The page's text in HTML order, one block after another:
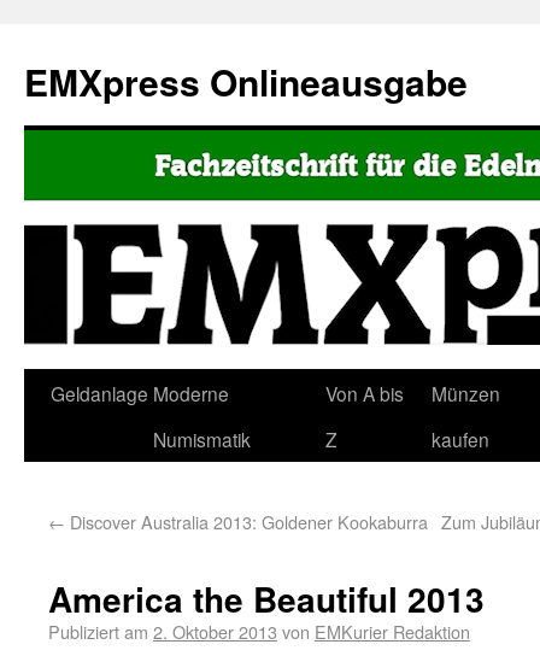
EMXpress Onlineausgabe
Geldanlage Moderne
Numismatik
Von A bis
Z
Münzen
kaufen
← Discover Australia 2013: Goldener Kookaburra Zum
America the Beautiful 2013
Publiziert am 2. Oktober 2013 von EMKurier Redaktion